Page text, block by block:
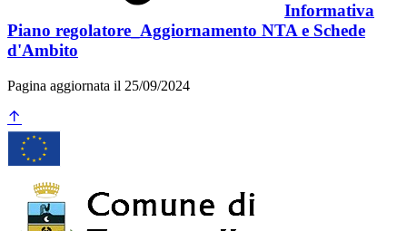
Informativa
Piano regolatore_Aggiornamento NTA e Schede
d'Ambito
Pagina aggiornata il 25/09/2024